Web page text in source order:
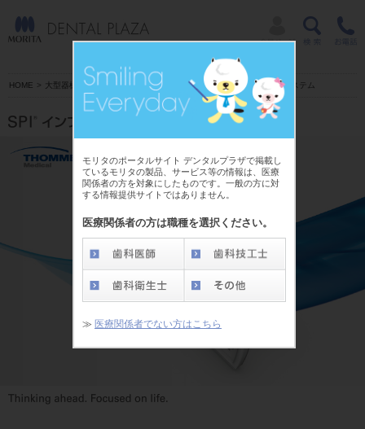
モリタのポータルサイト デンタルプラザで掲載し
ているモリタの製品、サービス等の情報は、医療
関係者の方を対象にしたものです。一般の方に対
する情報提供サイトではありません。
医療関係者の方は職種を選択ください。
≫ 医療関係者でない方はこちら
HOME > 大型器械 |小型器械 | 診療用材料 IT商品 > SPI®インプラントシステム